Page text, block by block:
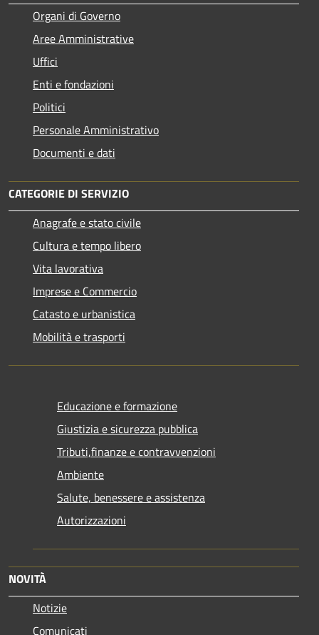
Organi di Governo
Aree Amministrative
Uffici
Enti e fondazioni
Politici
Personale Amministrativo
Documenti e dati
CATEGORIE DI SERVIZIO
Anagrafe e stato civile
Cultura e tempo libero
Vita lavorativa
Imprese e Commercio
Catasto e urbanistica
Mobilità e trasporti
Educazione e formazione
Giustizia e sicurezza pubblica
Tributi,finanze e contravvenzioni
Ambiente
Salute, benessere e assistenza
Autorizzazioni
NOVITÀ
Notizie
Comunicati